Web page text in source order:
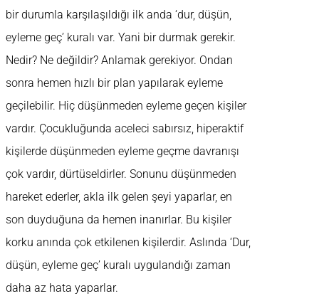
bir durumla karşılaşıldığı ilk anda ‘dur, düşün,
eyleme geç’ kuralı var. Yani bir durmak gerekir.
Nedir? Ne değildir? Anlamak gerekiyor. Ondan
sonra hemen hızlı bir plan yapılarak eyleme
geçilebilir. Hiç düşünmeden eyleme geçen kişiler
vardır. Çocukluğunda aceleci sabırsız, hiperaktif
kişilerde düşünmeden eyleme geçme davranışı
çok vardır, dürtüseldirler. Sonunu düşünmeden
hareket ederler, akla ilk gelen şeyi yaparlar, en
son duyduğuna da hemen inanırlar. Bu kişiler
korku anında çok etkilenen kişilerdir. Aslında ‘Dur,
düşün, eyleme geç’ kuralı uygulandığı zaman
daha az hata yaparlar.